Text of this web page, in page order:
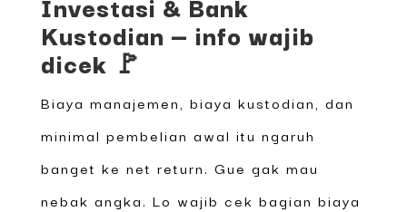
Kustodian — info wajib
dicek 🚩
Biaya manajemen, biaya kustodian, dan
minimal pembelian awal itu ngaruh
banget ke net return. Gue gak mau
nebak angka. Lo wajib cek bagian biaya